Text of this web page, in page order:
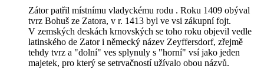
Zátor patřil místnímu vladyckému rodu . Roku 1409 obýval
tvrz Bohuš ze Zatora, v r. 1413 byl ve vsi zákupní fojt.
V zemských deskách krnovských se toho roku objevil vedle
latinského de Zator i německý název Zeyffersdorf, zřejmě
tehdy tvrz a "dolní" ves splynuly s "horní" vsí jako jeden
majetek, pro který se setrvačností užívalo obou názvů.